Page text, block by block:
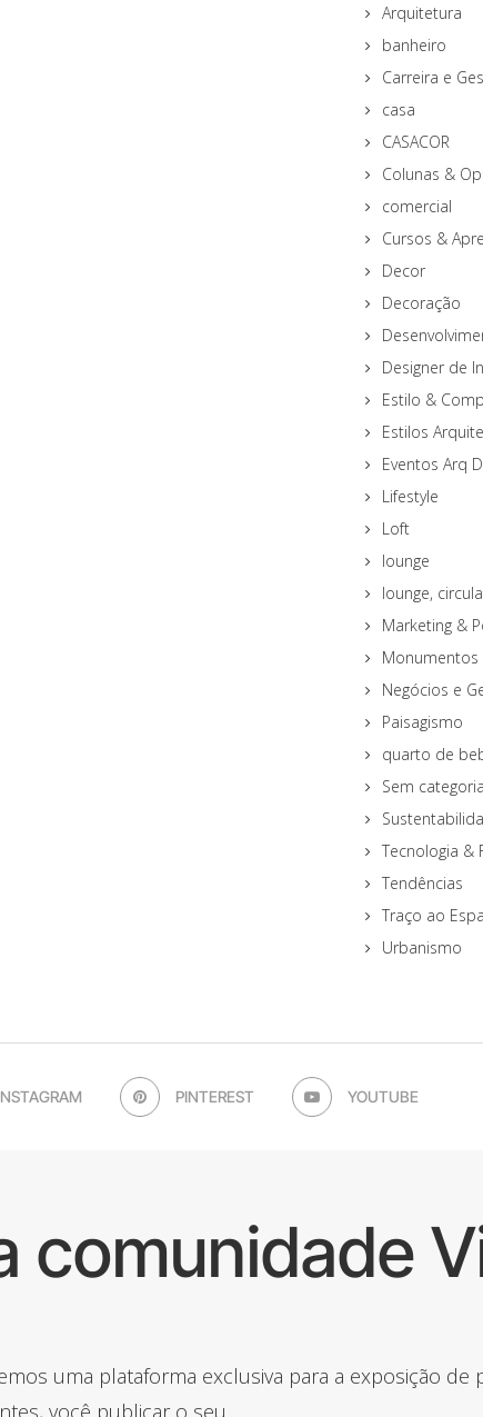
Arquitetura
banheiro
Carreira e
casa
CASACOR
Colunas &
comercial
Cursos &
Decor
Decoração
Designer de
Estilo &
Estilos
Eventos Arq
Lifestyle
Loft
lounge
lounge,
Marketing &
Monumentos
Negócios e
Paisagismo
quarto de
Sem categoria
Tecnologia &
Tendências
Traço ao
Urbanismo
PINTEREST YOUTUBE
comunidade
uma plataforma exclusiva para a exposição de
você publicar o seu.